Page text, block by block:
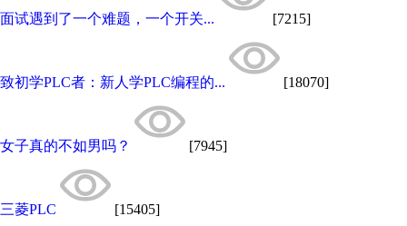
面试遇到了一个难题，一个开关... [7215]
致初学PLC者：新人学PLC编程的... [18070]
女子真的不如男吗？ [7945]
三菱PLC [15405]